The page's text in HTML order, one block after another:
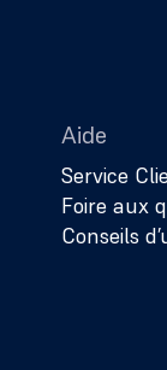
Aide
Service
Foire aux
Conseils